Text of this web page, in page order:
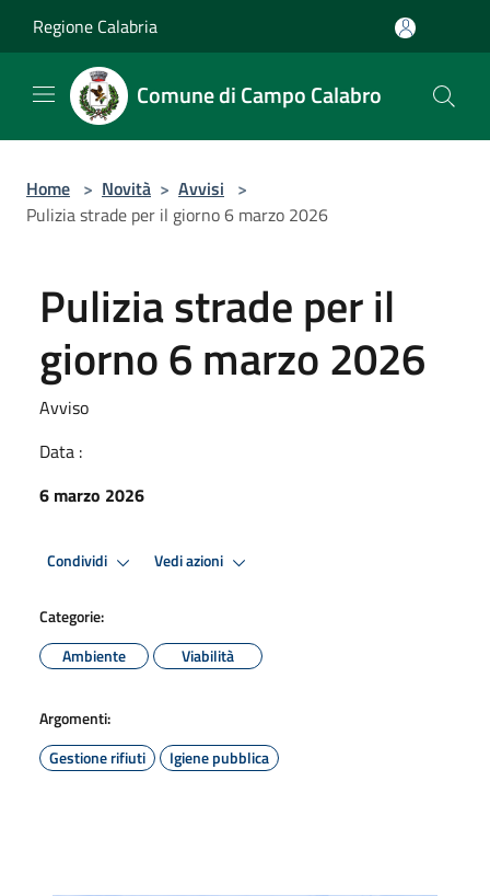
Regione Calabria
Comune di Campo Calabro
Home > Novità > Avvisi >
Pulizia strade per il giorno 6 marzo 2026
Pulizia strade per il
giorno 6 marzo 2026
Avviso
Data :
6 marzo 2026
Condividi Vedi azioni
Categorie:
Ambiente
Viabilità
Argomenti:
Gestione rifiuti
Igiene pubblica